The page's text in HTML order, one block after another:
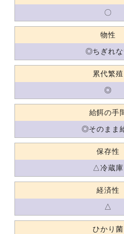
〇
物性
◎ちぎれな
累代繁殖
◎
給餌の手
◎そのまま
保存性
△冷蔵庫
経済性
△
ひかり菌